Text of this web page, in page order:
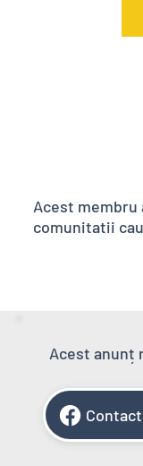
Acest membru
comunitatii
Acest anunț